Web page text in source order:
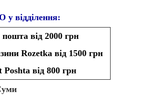
відділення:
від 2000 грн
Rozetka від 1500 грн
від 800 грн